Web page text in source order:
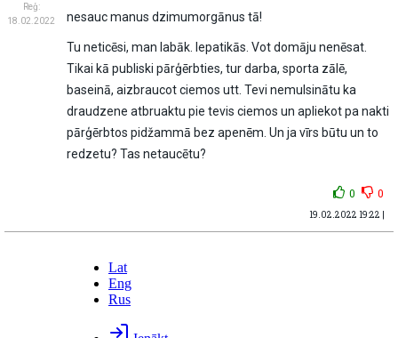
Reģ:
18.02.2022
nesauc manus dzimumorgānus tā!
Tu neticēsi, man labāk. Iepatikās. Vot domāju nenēsat.
Tikai kā publiski pārģērbties, tur darba, sporta zālē,
baseinā, aizbraucot ciemos utt. Tevi nemulsinātu ka
draudzene atbruaktu pie tevis ciemos un apliekot pa nakti
pārģērbtos pidžammā bez apenēm. Un ja vīrs būtu un to
redzetu? Tas netaucētu?
0 0
19.02.2022 19:22 |